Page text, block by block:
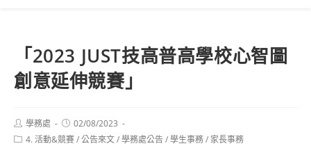
「2023 JUST技高普高學校心智圖
創意延伸競賽」
Post
author:
學務處
Post
published:
02/08/2023
Post4. 活動&競賽/公告來文/學務處公告/學生事務/ 家長事務